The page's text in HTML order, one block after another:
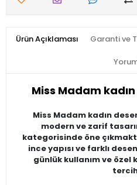
Ürün Açıklaması Garanti ve
Miss Madam
Miss Madam kadın
modern ve zarif
kategorisinde öne
ince yapısı ve farklı
günlük kullanım ve